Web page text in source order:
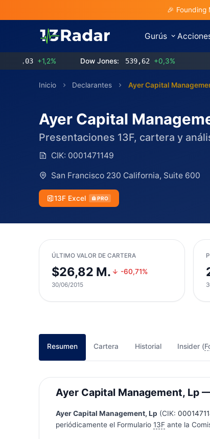
🎉
Gurús
+1,2% Dow Jones: 539,62 +0,3%
Inicio Declarantes Ayer Capital
Ayer Capital
Presentaciones 13F, cartera y
CIK: 0001471149
San Francisco 230 California, Suite 600
13F Excel PRO
ÚLTIMO VALOR DE CARTERA
$26,82 M. -60,71%
30/06/2015
Resumen Cartera Historial Insider (
Ayer Capital Management, Lp
Ayer Capital Management, Lp (CIK:
periódicamente el Formulario 13Fante la